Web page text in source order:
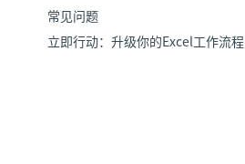
常见问题
立即行动：升级你的Excel工作流程